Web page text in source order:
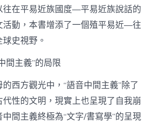
往在平易近族國度—平易近族說話的
活動，本書增添了一個殖平易近—往
史視野。
間主義”的局限
西方觀光中，“語音中間主義”除了
性的文明，現實上也呈現了自我崩
間主義終極為“文字/書寫學”的呈現